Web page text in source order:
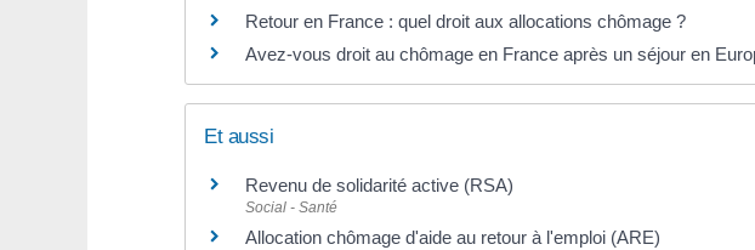
Retour en France : quel droit aux allocations chômage ?
Avez-vous droit au chômage en France après un séjour en
Et aussi
Revenu de solidarité active (RSA)
Social - Santé
Allocation chômage d'aide au retour à l'emploi (ARE)